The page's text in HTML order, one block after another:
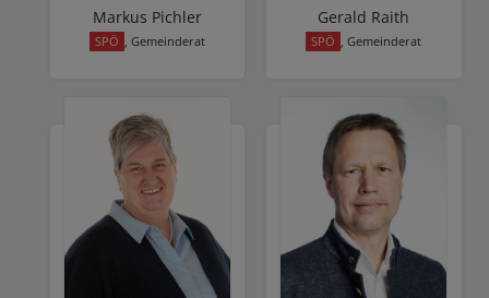
Markus Pichler
SPÖ , Gemeinderat
Gerald Raith
SPÖ , Gemeinderat